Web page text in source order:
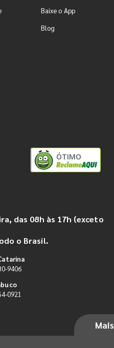
Baixe o App
Blog
ÓTIMO
das 08h às 17h (exceto
o Brasil.
9406
0921